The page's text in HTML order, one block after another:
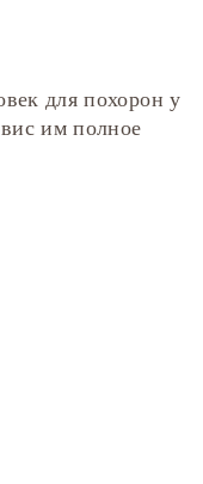
для похорон у
им полное